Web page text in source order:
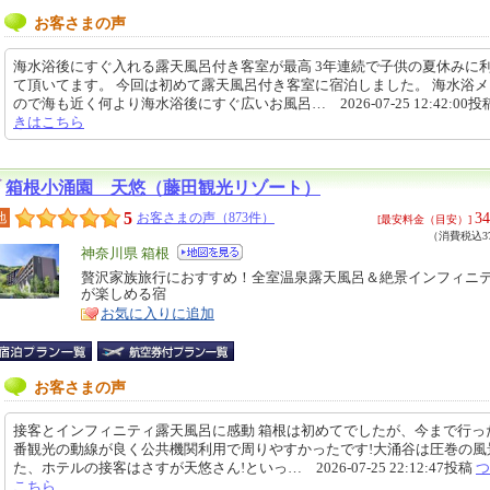
お客さまの声
海水浴後にすぐ入れる露天風呂付き客室が最高 3年連続で子供の夏休みに
て頂いてます。 今回は初めて露天風呂付き客室に宿泊しました。 海水浴
ので海も近く何より海水浴後にすぐ広いお風呂… 2026-07-25 12:42:00投
きはこちら
箱根小涌園 天悠（藤田観光リゾート）
5 お客さまの声（873件） [最安料金（目安）]
（消費税込
エ
リ
ア
神奈川県 箱根
特
徴
贅沢家族旅行におすすめ！全室温泉露天風呂＆絶景インフィニ
が楽しめる宿
お気に入りに追加
お客さまの声
接客とインフィニティ露天風呂に感動 箱根は初めてでしたが、今まで行っ
番観光の動線が良く公共機関利用で周りやすかったです!大涌谷は圧巻の風
た、ホテルの接客はさすが天悠さん!といっ… 2026-07-25 22:12:47投稿
こちら